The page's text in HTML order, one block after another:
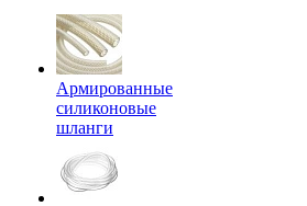
Армированные
силиконовые
шланги